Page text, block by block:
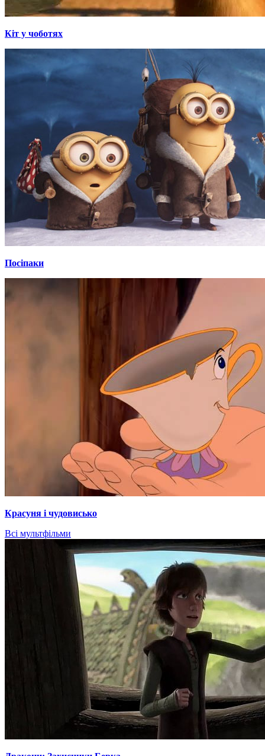
Кіт у чоботях
Посіпаки
Красуня і чудовисько
Всі мультфільми